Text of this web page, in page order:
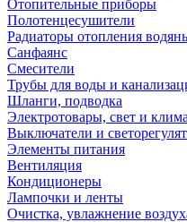
Отопительные приборы
Полотенцесушители
Радиаторы отопления
Санфаянс
Смесители
Трубы для воды и
Шланги, подводка
Электротовары, свет и
Выключатели и
Элементы питания
Вентиляция
Кондиционеры
Лампочки и ленты
Очистка, увлажнение